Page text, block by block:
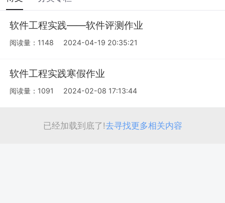
软件工程实践——软件评测作业
阅读量：1148 2024-04-19 20:35:21
软件工程实践寒假作业
阅读量：1091 2024-02-08 17:13:44
已经加载到底了!去寻找更多相关内容